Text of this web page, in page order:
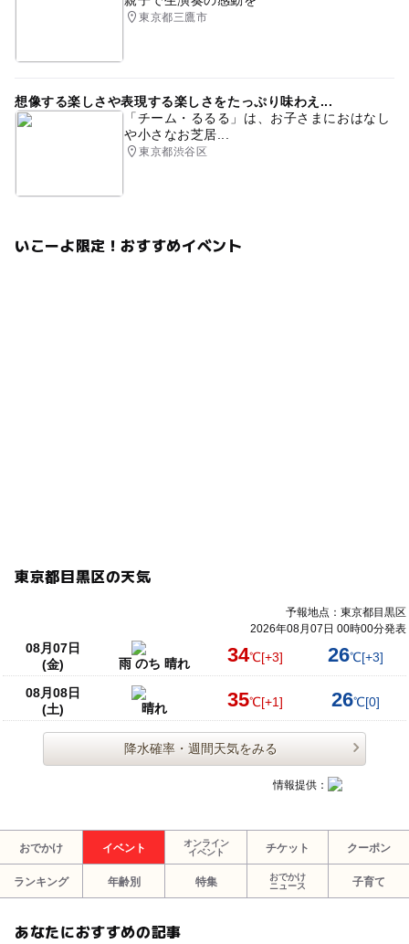
東京都三鷹市
想像する楽しさや表現する楽しさをたっぷり味わえ...
「チーム・るるる」は、お子さまにおはなし
や小さなお芝居...
東京都渋谷区
いこーよ限定！おすすめイベント
東京都目黒区の天気
予報地点：東京都目黒区
2026年08月07日 00時00分発表
08月07日
(金)
雨 のち 晴れ 34℃[+3] 26℃[+3]
08月08日
(土)
晴れ 35℃[+1] 26℃[0]
降水確率・週間天気をみる
情報提供：
おでかけ イベント
オンライン
イベント
チケット クーポン
ランキング 年齢別 特集
おでかけ
ニュース
子育て
あなたにおすすめの記事